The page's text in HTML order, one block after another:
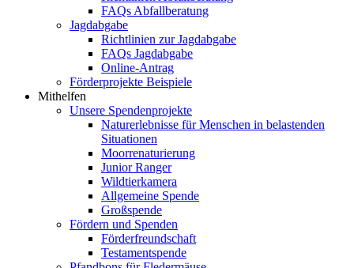
FAQs Abfallberatung
Jagdabgabe
Richtlinien zur Jagdabgabe
FAQs Jagdabgabe
Online-Antrag
Förderprojekte Beispiele
Mithelfen
Unsere Spendenprojekte
Naturerlebnisse für Menschen in belastenden
Situationen
Moorrenaturierung
Junior Ranger
Wildtierkamera
Allgemeine Spende
Großspende
Fördern und Spenden
Förderfreundschaft
Testamentspende